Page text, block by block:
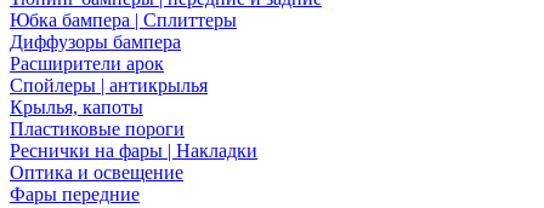
Юбка бампера | Сплиттеры
Диффузоры бампера
Расширители арок
Спойлеры | антикрылья
Крылья, капоты
Пластиковые пороги
Реснички на фары | Накладки
Оптика и освещение
Фары передние